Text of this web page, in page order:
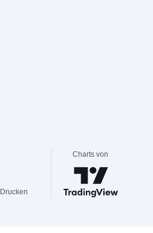
Drucken
Charts von